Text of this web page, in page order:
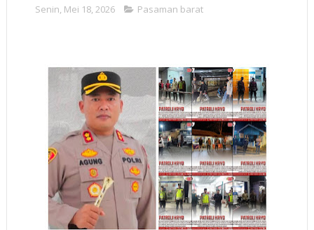
Senin, Mei 18, 2026 Pasaman barat